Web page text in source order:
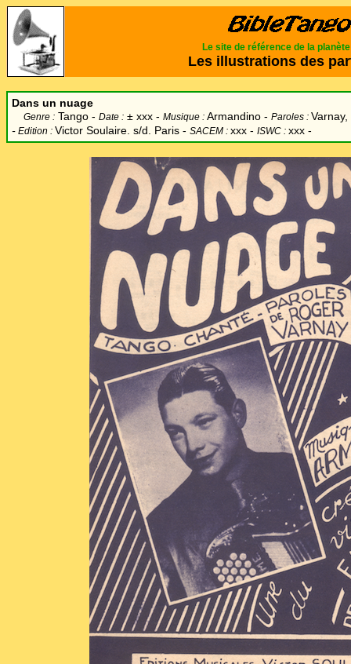
Le site de référence de la planète
Les illustrations des
Dans un nuage
Genre : Tango - Date : ± xxx - Musique : Armandino - Paroles :
- Edition : Victor Soulaire. s/d. Paris - SACEM : xxx - ISWC : xxx -